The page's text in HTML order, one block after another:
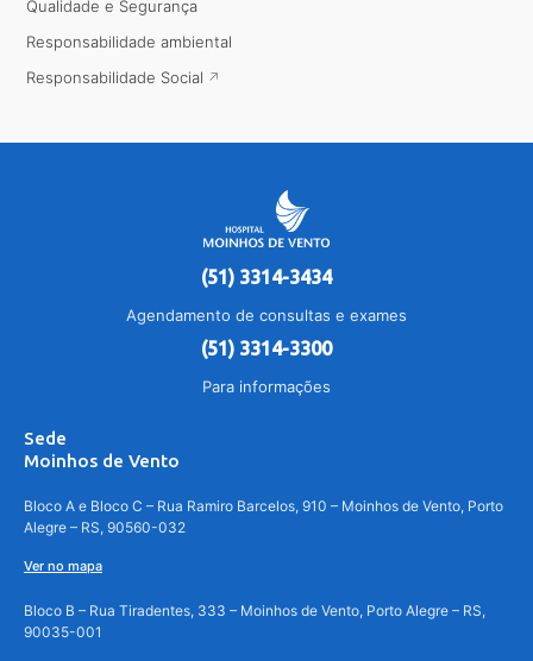
Qualidade e Segurança
Responsabilidade ambiental
Responsabilidade Social
(51) 3314-3434
Agendamento de consultas e exames
(51) 3314-3300
Para informações
Sede
Moinhos de Vento
Bloco A e Bloco C – Rua Ramiro Barcelos, 910 – Moinhos de Vento, Porto
Alegre – RS, 90560-032
Ver no mapa
Bloco B – Rua Tiradentes, 333 – Moinhos de Vento, Porto Alegre – RS,
90035-001